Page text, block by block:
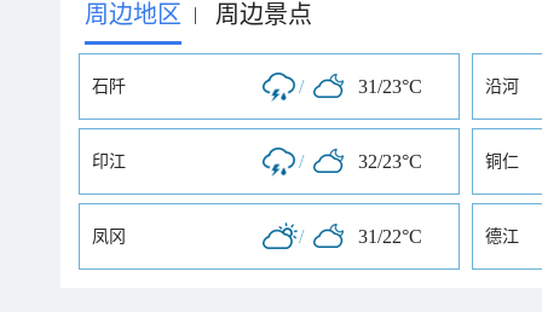
周边地区 | 周边景点
石阡 / 31/23°C 沿河
印江 / 32/23°C 铜仁
凤冈 / 31/22°C 德江